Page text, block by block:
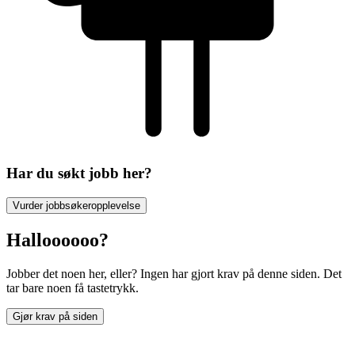
Har du søkt jobb her?
Vurder jobbsøkeropplevelse
Halloooooo?
Jobber det noen her, eller? Ingen har gjort krav på denne siden. Det
tar bare noen få tastetrykk.
Gjør krav på siden